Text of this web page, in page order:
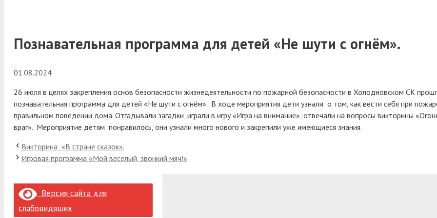
Познавательная программа для детей «Не шути с огнём».
01.08.2024
26 июля в целях закрепления основ безопасности жизнедеятельности по пожарной безопасности в Холодновском СК
познавательная программа для детей «Не шути с огнём». В ходе мероприятия дети узнали о том, как вести себя при
правильном поведении дома. Отгадывали загадки, играли в игру «Игра на внимание», отвечали на вопросы викторины
враг». Мероприятие детям понравилось, они узнали много нового и закрепили уже имеющиеся знания.
Викторина «В стране сказок».
Игровая программа «Мой веселый, звонкий мяч!»
Версия сайта для
слабовидящих